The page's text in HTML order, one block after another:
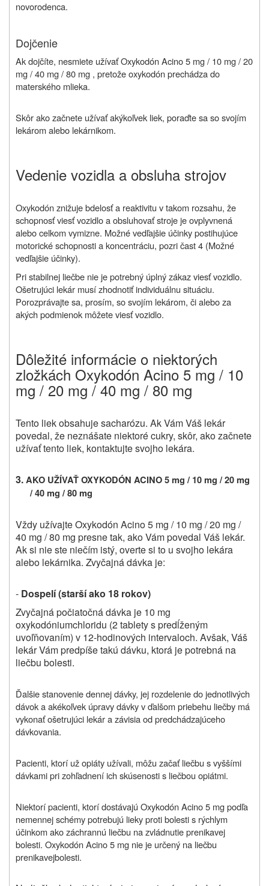
novorodenca.
Dojčenie
Ak dojčíte, nesmiete užívať Oxykodón Acino 5 mg / 10 mg / 20
mg / 40 mg / 80 mg , pretože oxykodón prechádza do
materského mlieka.
Skôr ako začnete užívať akýkoľvek liek, poraďte sa so svojím
lekárom alebo lekárnikom.
Vedenie vozidla a obsluha strojov
Oxykodón znižuje bdelosť a reaktivitu v takom rozsahu, že
schopnosť viesť vozidlo a obsluhovať stroje je ovplyvnená
alebo celkom vymizne. Možné vedľajšie účinky postihujúce
motorické schopnosti a koncentráciu, pozri čast 4 (Možné
vedľajšie účinky).
Pri stabilnej liečbe nie je potrebný úplný zákaz viesť vozidlo.
Ošetrujúci lekár musí zhodnotiť individuálnu situáciu.
Porozprávajte sa, prosím, so svojím lekárom, či alebo za
akých podmienok môžete viesť vozidlo.
Dôležité informácie o niektorých
zložkách Oxykodón Acino 5 mg / 10
mg / 20 mg / 40 mg / 80 mg
Tento liek obsahuje sacharózu. Ak Vám Váš lekár
povedal, že neznášate niektoré cukry, skôr, ako začnete
užívať tento liek, kontaktujte svojho lekára.
3.AKO UŽÍVAŤ OXYKODÓN ACINO 5 mg / 10 mg / 20 mg
/ 40 mg / 80 mg
Vždy užívajte Oxykodón Acino 5 mg / 10 mg / 20 mg /
40 mg / 80 mg presne tak, ako Vám povedal Váš lekár.
Ak si nie ste niečím istý, overte si to u svojho lekára
alebo lekárnika. Zvyčajná dávka je:
- Dospelí (starší ako 18 rokov)
Zvyčajná počiatočná dávka je 10 mg
oxykodóniumchloridu (2 tablety s predĺženým
uvoľňovaním) v 12-hodinových intervaloch. Avšak, Váš
lekár Vám predpíše takú dávku, ktorá je potrebná na
liečbu bolesti.
Ďalšie stanovenie dennej dávky, jej rozdelenie do jednotlivých
dávok a akékoľvek úpravy dávky v ďalšom priebehu liečby má
vykonať ošetrujúci lekár a závisia od predchádzajúceho
dávkovania.
Pacienti, ktorí už opiáty užívali, môžu začať liečbu s vyššími
dávkami pri zohľadnení ich skúsenosti s liečbou opiátmi.
Niektorí pacienti, ktorí dostávajú Oxykodón Acino 5 mg podľa
nemennej schémy potrebujú lieky proti bolesti s rýchlym
účinkom ako záchrannú liečbu na zvládnutie prenikavej
bolesti. Oxykodón Acino 5 mg nie je určený na liečbu
prenikavejbolesti.